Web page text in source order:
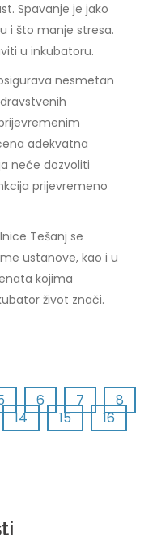
Spavanje je jako
i što manje stresa.
u inkubatoru.
nesmetan
adekvatna
neće dozvoliti
prijevremeno
Tešanj se
ustanove, kao i u
kojima
život znači.
6 7
8
14 15
16